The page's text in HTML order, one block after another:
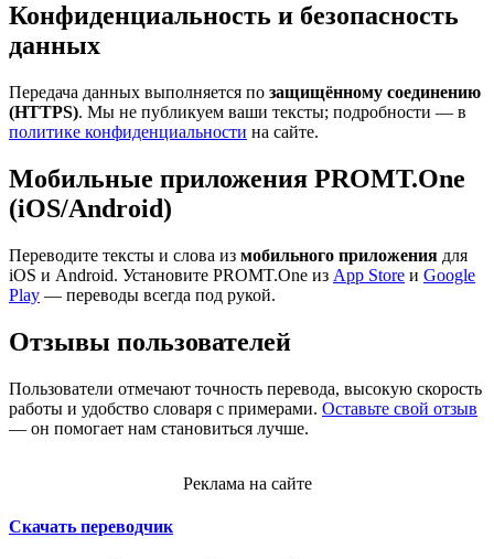
Конфиденциальность и безопасность
данных
Передача данных выполняется по защищённому соединению
(HTTPS). Мы не публикуем ваши тексты; подробности — в
политике конфиденциальности на сайте.
Мобильные приложения PROMT.One
(iOS/Android)
Переводите тексты и слова из мобильного приложения для
iOS и Android. Установите PROMT.One из App Store и Google
Play — переводы всегда под рукой.
Отзывы пользователей
Пользователи отмечают точность перевода, высокую скорость
работы и удобство словаря с примерами. Оставьте свой отзыв
— он помогает нам становиться лучше.
Реклама на сайте
Скачать переводчик